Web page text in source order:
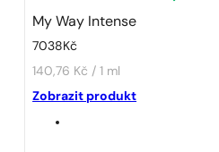
My Way Intense
7038 Kč
140,76 Kč / 1 ml
Zobrazit produkt